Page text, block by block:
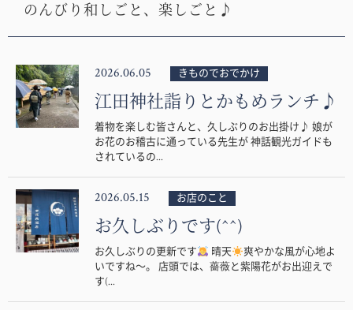
のんびり和しごと、楽しごと♪
2026.06.05 きものでおでかけ
江田神社詣りとかもめランチ♪
着物を楽しむ皆さんと、久しぶりのお出掛け♪ 娘が
お花のお稽古に通っている先生が 神話観光ガイドも
されているの...
2026.05.15 お店のこと
お久しぶりです(^^)
お久しぶりの更新です 晴天
爽やかな風が心地よ
いですね〜。 店頭では、薔薇と紫陽花がお出迎えで
す(...